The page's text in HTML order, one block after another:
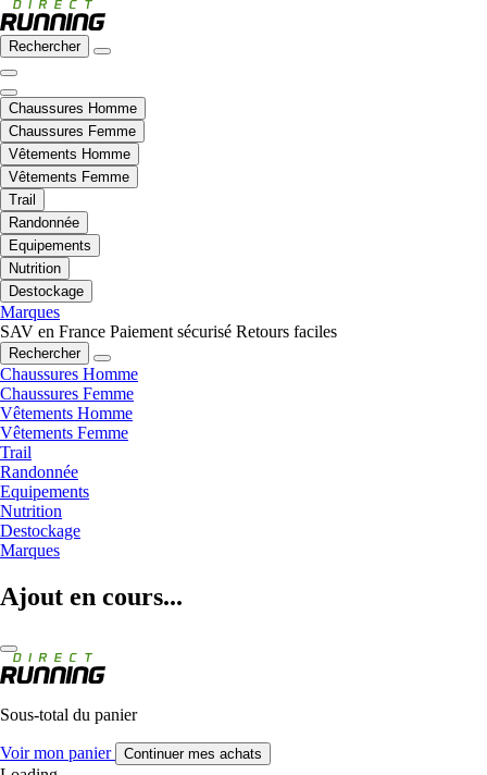
Rechercher
Chaussures Homme
Chaussures Femme
Vêtements Homme
Vêtements Femme
Trail
Randonnée
Equipements
Nutrition
Destockage
Marques
SAV en France Paiement sécurisé Retours faciles
Rechercher
Chaussures Homme
Chaussures Femme
Vêtements Homme
Vêtements Femme
Trail
Randonnée
Equipements
Nutrition
Destockage
Marques
Ajout en cours...
Sous-total du panier
Voir mon panier Continuer mes achats